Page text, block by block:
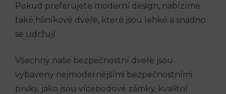
Pokud preferujete moderní design, nabízíme
také hliníkové dveře, které jsou lehké a snadno
se udržují.
Všechny naše bezpečnostní dveře jsou
vybaveny nejmodernějšími bezpečnostními
prvky, jako jsou vícebodové zámky, kvalitní